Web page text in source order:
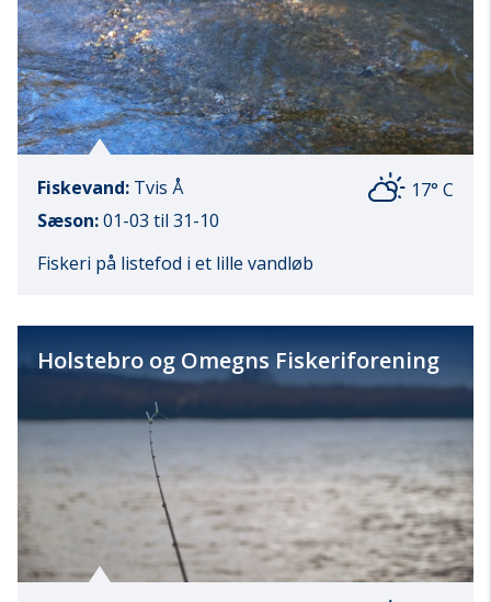
Fiskevand: Tvis Å
17° C
Sæson:01-03 til 31-10
Fiskeri på listefod i et lille vandløb
Holstebro og Omegns Fiskeriforening